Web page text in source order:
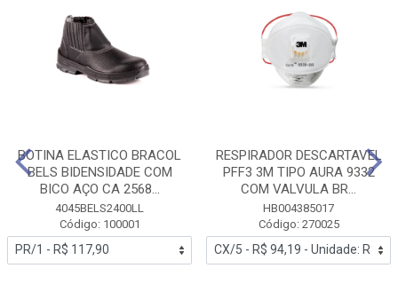
BOTINA ELASTICO BRACOL
BELS BIDENSIDADE COM
BICO AÇO CA 2568...
4045BELS2400LL
Código: 100001
RESPIRADOR DESCARTAVEL
PFF3 3M TIPO AURA 9332
COM VALVULA BR...
HB004385017
Código: 270025